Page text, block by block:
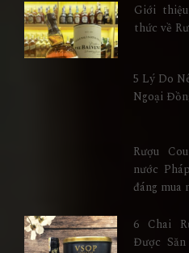
Giới
thức về
5 Lý Do
Ngoại
Rượu
nước
đáng mua
6 Chai
Được